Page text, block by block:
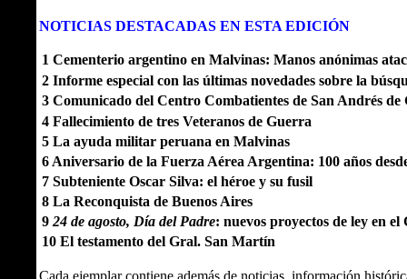
NOTICIAS DESTACADAS EN ESTA EDICIÓN
1 Cementerio argentino en Malvinas: Manos anónimas
2 Informe especial con las últimas novedades sobre la
3 Comunicado del Centro Combatientes de San Andrés de
4 Fallecimiento de tres Veteranos de Guerra
5 La ayuda militar peruana en Malvinas
6 Aniversario de la Fuerza Aérea Argentina: 100 años
7 Subteniente Oscar Silva: el héroe y su fusil
8 La Reconquista de Buenos Aires
9 24 de agosto, Día del Padre: nuevos proyectos de ley en el
10 El testamento del Gral. San Martín
Cada ejemplar contiene además de noticias, información